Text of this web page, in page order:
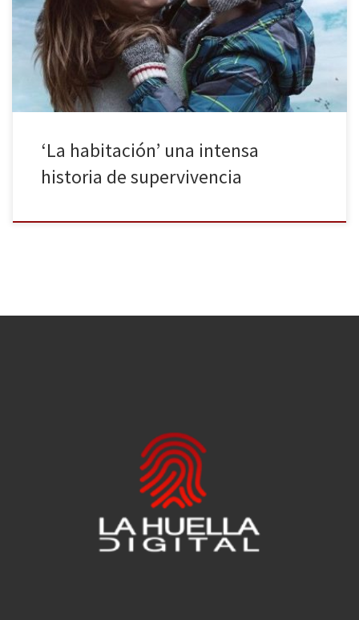
saber siquiera si el mar es real? La Habitación es capaz de
mostrártelo. Jack (Jacob Tremblay) es un niño de 5 años que no ha
[…]
‘La habitación’ una intensa
historia de supervivencia